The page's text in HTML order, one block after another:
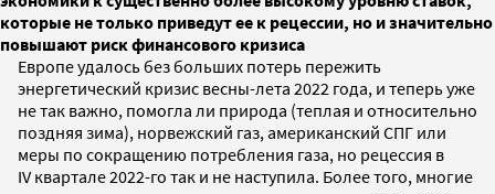
которые не только приведут ее к рецессии, но и значительно
повышают риск финансового кризиса
Европе удалось без больших потерь пережить
энергетический кризис весны-лета 2022 года, и теперь уже
не так важно, помогла ли природа (теплая и относительно
поздняя зима), норвежский газ, американский СПГ или
меры по сокращению потребления газа, но рецессия в
IV квартале 2022-го так и не наступила. Более того, многие